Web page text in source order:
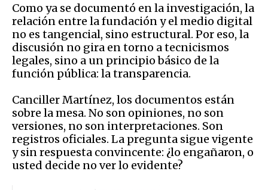
Como ya se documentó en la investigación, la
relación entre la fundación y el medio digital
no es tangencial, sino estructural. Por eso, la
discusión no gira en torno a tecnicismos
legales, sino a un principio básico de la
función pública: la transparencia.
Canciller Martínez, los documentos están
sobre la mesa. No son opiniones, no son
versiones, no son interpretaciones. Son
registros oficiales. La pregunta sigue vigente
y sin respuesta convincente: ¿lo engañaron, o
usted decide no ver lo evidente?